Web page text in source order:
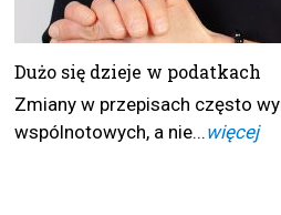
Dużo się dzieje w podatkach
Zmiany w przepisach często
wspólnotowych, a nie... więcej